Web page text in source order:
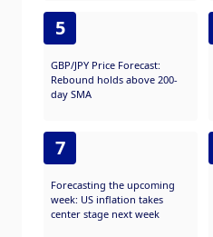
5
GBP/JPY Price Forecast:
Rebound holds above 200-
day SMA
7
Forecasting the upcoming
week: US inflation takes
center stage next week